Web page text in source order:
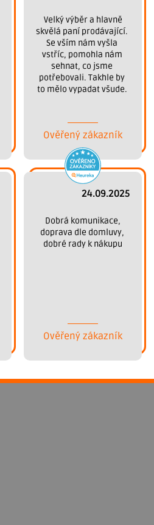
skvělá paní prodávající.
Se vším nám vyšla
vstříc, pomohla nám
sehnat, co jsme
potřebovali. Takhle by
to mělo vypadat všude.
Ověřený zákazník
24.09.2025
doprava dle domluvy,
dobré rady k nákupu
Ověřený zákazník